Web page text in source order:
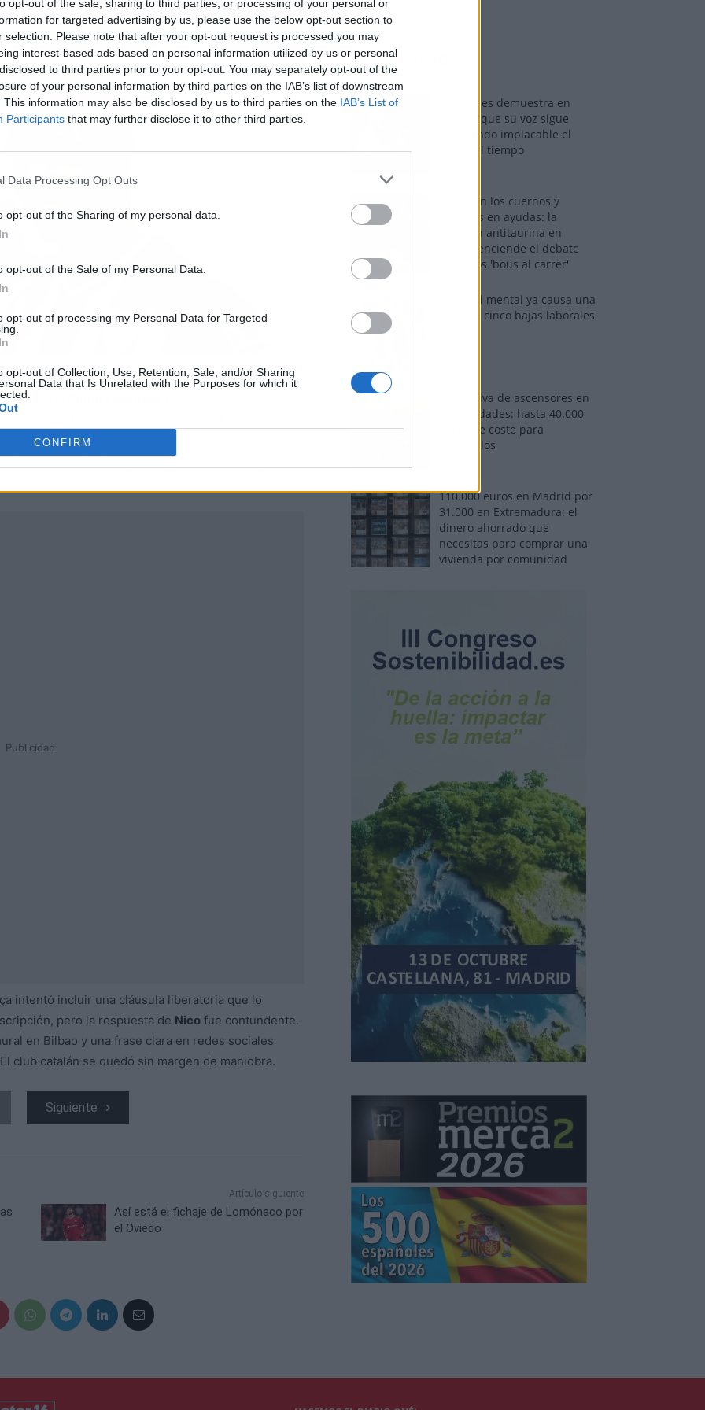
opt-out of the sale, sharing to third parties, or processing of your personal or
for targeted advertising by us, please use the below opt-out section to
selection. Please note that after your opt-out request is processed you may
interest-based ads based on personal information utilized by us or personal
to third parties prior to your opt-out. You may separately opt-out of the
of your personal information by third parties on the IAB’s list of downstream
This information may also be disclosed by us to third parties on the IAB’s List of
Participants that may further disclose it to other third parties.
Data Processing Opt Outs
opt-out of the Sharing of my personal data.
opt-out of the Sale of my Personal Data.
opt-out of processing my Personal Data for Targeted
opt-out of Collection, Use, Retention, Sale, and/or Sharing
Data that Is Unrelated with the Purposes for which it
CONFIRM
en la
su salto al Barça estaba encaminado. En la
no dudaban en lanzarle guiños públicos.
él como futuro compañero, y desde el club ya se
Publicidad
intentó incluir una cláusula liberatoria que lo
pero la respuesta de Nico fue contundente.
en Bilbao y una frase clara en redes sociales
club catalán se quedó sin margen de maniobra.
Siguiente
Artículo siguiente
Así está el fichaje de Lomónaco por
el Oviedo
Los más vistos
Tom Jones demuestra en
Madrid que su voz sigue
desafiando implacable el
paso del tiempo
Fuego en los cuernos y
millones en ayudas: la
rebelión antitaurina en
Alfafar enciende el debate
sobre los 'bous al carrer'
La salud mental ya causa una
de cada cinco bajas laborales
Normativa de ascensores en
comunidades: hasta 40.000
euros de coste para
adaptarlos
110.000 euros en Madrid por
31.000 en Extremadura: el
dinero ahorrado que
necesitas para comprar una
vivienda por comunidad